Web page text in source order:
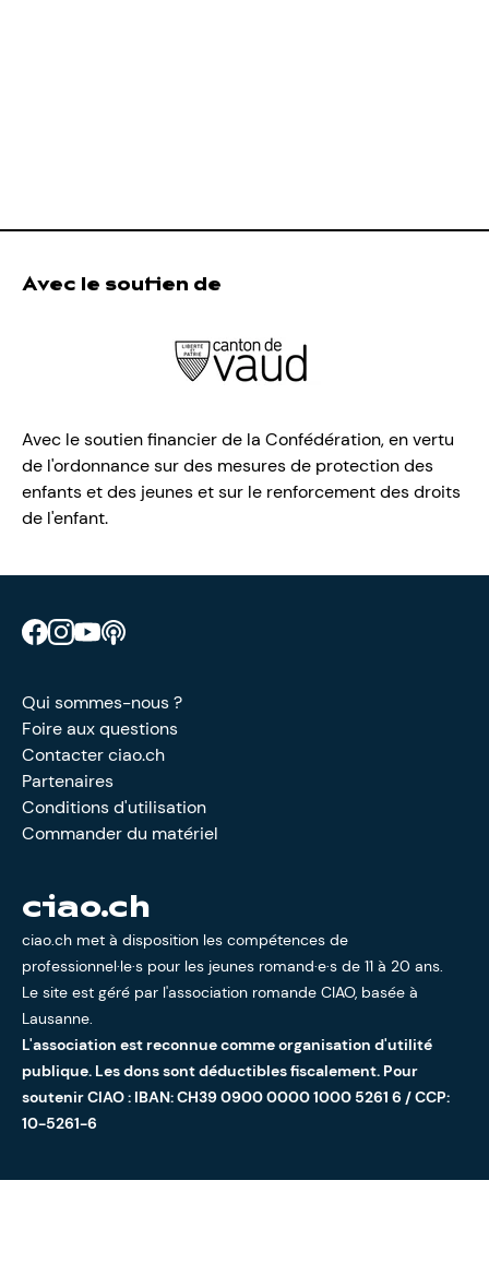
Avec le soutien de
Avec le soutien financier de la Confédération, en vertu
de l'ordonnance sur des mesures de protection des
enfants et des jeunes et sur le renforcement des droits
de l'enfant.
Retrouve CIAO sur Facebook
Retrouve CIAO sur Instagram
Retrouve CIAO sur YouTube
Qui sommes-nous ?
Foire aux questions
Contacter ciao.ch
Partenaires
Conditions d'utilisation
Commander du matériel
ciao.ch
ciao.ch met à disposition les compétences de
professionnel·le·s pour les jeunes romand·e·s de 11 à 20 ans.
Le site est géré par l'association romande CIAO, basée à
Lausanne.
L'association est reconnue comme organisation d'utilité
publique. Les dons sont déductibles fiscalement. Pour
soutenir CIAO : IBAN: CH39 0900 0000 1000 5261 6 / CCP:
10-5261-6